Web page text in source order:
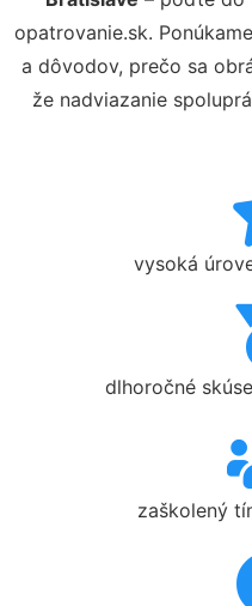
opatrovanie.sk.
a dôvodov, prečo sa
že nadviazanie
vysoká
dlhoročné
zaškolený